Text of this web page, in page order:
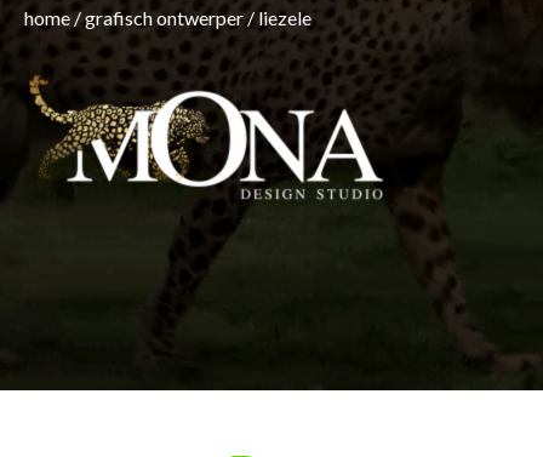
home/grafisch ontwerper/ liezele